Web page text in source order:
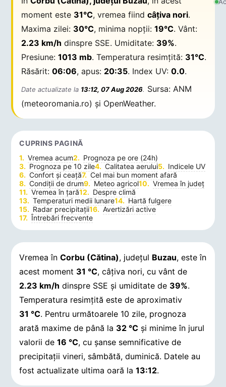
moment este 31°C, vremea fiindcâțiva nori.
Maxima zilei: 30°C, minima nopții:19°C. Vânt:
2.23 km/h dinspre SSE. Umiditate: 39%.
Presiune:1013 mb. Temperatura resimțită: 31°C.
Răsărit:06:06, apus: 20:35. Index UV:0.0.
Date actualizate la 13:12, 07 Aug 2026. Sursa: ANM
(meteoromania.ro) și OpenWeather.
CUPRINS PAGINĂ
Vremea acum
Prognoza pe ore (24h)
Prognoza pe 10 zile
Calitatea aerului
Indicele UV
Confort și ceață
Cel mai bun moment afară
Condiții de drum
Meteo agricol
Vremea în județ
Vremea în țară
Despre climă
Temperaturi medii lunare
Hartă fulgere
Radar precipitații
Avertizări active
Întrebări frecvente
Vremea înCorbu (Cătina), județul Buzau, este în
acest moment 31 °C, câțiva nori, cu vânt de
2.23 km/h dinspre SSE și umiditate de 39%.
Temperatura resimțită este de aproximativ
31 °C. Pentru următoarele 10 zile, prognoza
arată maxime de până la 32 °C și minime în jurul
valorii de16 °C, cu șanse semnificative de
precipitații vineri, sâmbătă, duminică. Datele au
fost actualizate ultima oară la13:12.